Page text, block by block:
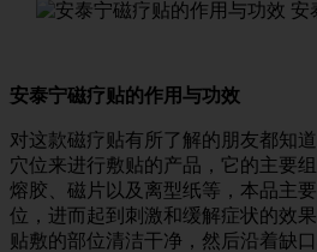
安泰宁磁疗贴的作用与功效
对这款磁疗贴有所了解的朋友都知
穴位来进行敷贴的产品，它的主要
熔胶、磁片以及离型纸等，本品主
位，进而起到刺激和缓解症状的效
贴敷的部位清洁干净，然后沿着缺